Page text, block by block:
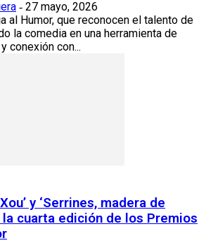
- 27 mayo, 2026
al Humor, que reconocen el talento de
la comedia en una herramienta de
conexión con...
y ‘Serrines, madera de
la cuarta edición de los Premios